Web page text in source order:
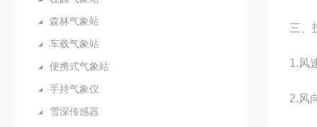
森林气象站
车载气象站
便携式气象站
手持气象仪
雪深传感器
三、
1.风
2.风